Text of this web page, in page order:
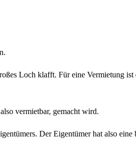
Loch klafft. Für eine Vermietung
vermietbar, gemacht wird.
Der Eigentümer hat also